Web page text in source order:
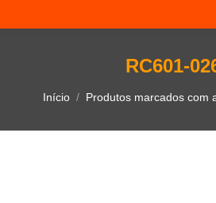
RC601-
Você está aqui:
Início Produtos marcados com